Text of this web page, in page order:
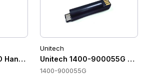
Handheld Barcode-Scanner
Unitech
Unitech 1400-900055G
1400-900055G